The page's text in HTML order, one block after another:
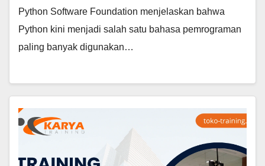
Python Software Foundation menjelaskan bahwa
Python kini menjadi salah satu bahasa pemrograman
paling banyak digunakan…